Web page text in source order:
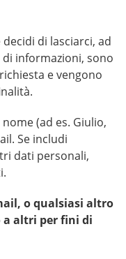
di lasciarci, ad
informazioni, sono
e vengono
(ad es. Giulio,
Se includi
dati personali,
o qualsiasi altro
a altri per fini di